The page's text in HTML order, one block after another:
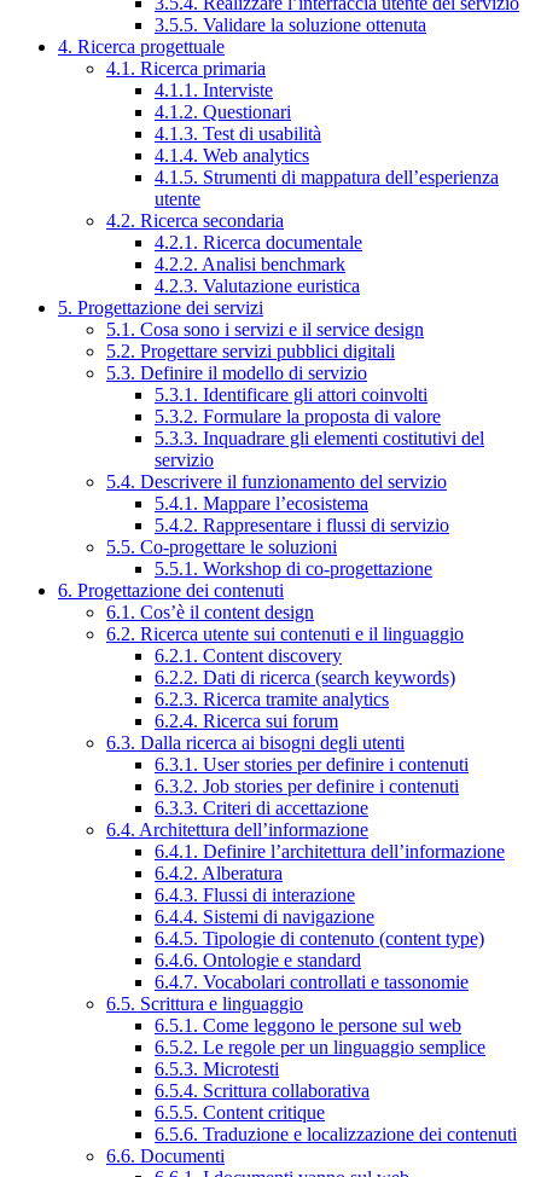
3.5.5. Validare la soluzione ottenuta
4. Ricerca progettuale
4.1. Ricerca primaria
4.1.1. Interviste
4.1.2. Questionari
4.1.3. Test di usabilità
4.1.4. Web analytics
4.1.5. Strumenti di mappatura dell’esperienza
utente
4.2. Ricerca secondaria
4.2.1. Ricerca documentale
4.2.2. Analisi benchmark
4.2.3. Valutazione euristica
5. Progettazione dei servizi
5.1. Cosa sono i servizi e il service design
5.2. Progettare servizi pubblici digitali
5.3. Definire il modello di servizio
5.3.1. Identificare gli attori coinvolti
5.3.2. Formulare la proposta di valore
5.3.3. Inquadrare gli elementi costitutivi del
servizio
5.4. Descrivere il funzionamento del servizio
5.4.1. Mappare l’ecosistema
5.4.2. Rappresentare i flussi di servizio
5.5. Co-progettare le soluzioni
5.5.1. Workshop di co-progettazione
6. Progettazione dei contenuti
6.1. Cos’è il content design
6.2. Ricerca utente sui contenuti e il linguaggio
6.2.1. Content discovery
6.2.2. Dati di ricerca (search keywords)
6.2.3. Ricerca tramite analytics
6.2.4. Ricerca sui forum
6.3. Dalla ricerca ai bisogni degli utenti
6.3.1. User stories per definire i contenuti
6.3.2. Job stories per definire i contenuti
6.3.3. Criteri di accettazione
6.4. Architettura dell’informazione
6.4.1. Definire l’architettura dell’informazione
6.4.2. Alberatura
6.4.3. Flussi di interazione
6.4.4. Sistemi di navigazione
6.4.5. Tipologie di contenuto (content type)
6.4.6. Ontologie e standard
6.4.7. Vocabolari controllati e tassonomie
6.5. Scrittura e linguaggio
6.5.1. Come leggono le persone sul web
6.5.2. Le regole per un linguaggio semplice
6.5.3. Microtesti
6.5.4. Scrittura collaborativa
6.5.5. Content critique
6.5.6. Traduzione e localizzazione dei contenuti
6.6. Documenti